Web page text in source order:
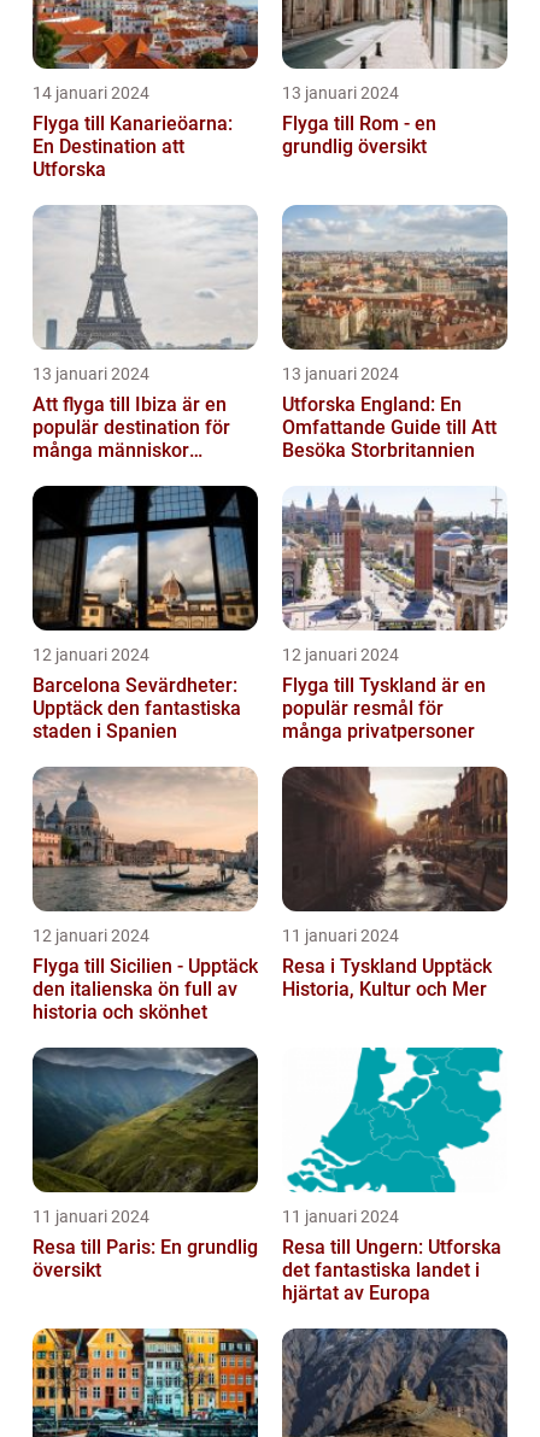
14 januari 2024
Flyga till Kanarieöarna:
En Destination att
Utforska
13 januari 2024
Flyga till Rom - en
grundlig översikt
13 januari 2024
Att flyga till Ibiza är en
populär destination för
många människor
13 januari 2024
Utforska England: En
Omfattande Guide till Att
Besöka Storbritannien
12 januari 2024
Barcelona Sevärdheter:
Upptäck den fantastiska
staden i Spanien
12 januari 2024
Flyga till Tyskland är en
populär resmål för
många privatpersoner
12 januari 2024
Flyga till Sicilien - Upptäck
den italienska ön full av
historia och skönhet
11 januari 2024
Resa i Tyskland Upptäck
Historia, Kultur och Mer
11 januari 2024
Resa till Paris: En grundlig
översikt
11 januari 2024
Resa till Ungern: Utforska
det fantastiska landet i
hjärtat av Europa